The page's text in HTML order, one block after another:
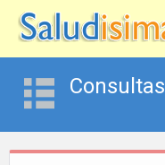
Consultas